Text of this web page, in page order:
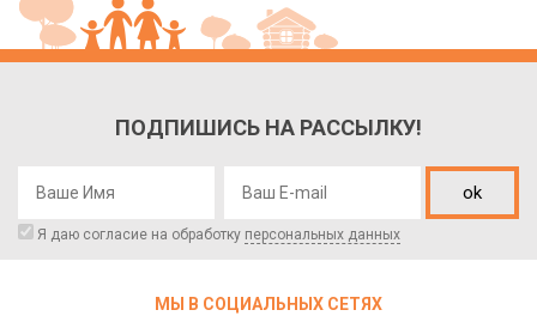
ПОДПИШИСЬ НА РАССЫЛКУ!
ok
Я даю согласие на обработку персональных данных
МЫ В СОЦИАЛЬНЫХ СЕТЯХ